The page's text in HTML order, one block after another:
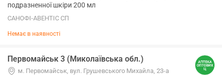
подразненної шкіри 200 мл
САНОФІ-АВЕНТІС СП
Немає в наявності
Первомайськ 3 (Миколаївська обл.)
м. Первомайськ, вул. Грушевського Михайла, 23-а